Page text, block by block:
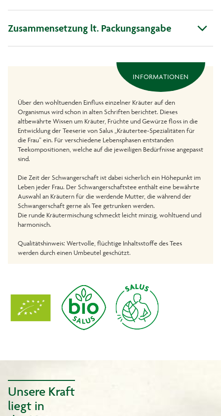
Zusammensetzung lt. Packungsangabe
INFORMATIONEN
Über den wohltuenden Einfluss einzelner Kräuter auf den
Organismus wird schon in alten Schriften berichtet. Dieses
altbewährte Wissen um Kräuter, Früchte und Gewürze floss in die
Entwicklung der Teeserie von Salus „Kräutertee-Spezialitäten für
die Frau“ ein. Für verschiedene Lebensphasen entstanden
Teekompositionen, welche auf die jeweiligen Bedürfnisse angepasst
sind.
Die Zeit der Schwangerschaft ist dabei sicherlich ein Höhepunkt im
Leben jeder Frau. Der Schwangerschaftstee enthält eine bewährte
Auswahl an Kräutern für die werdende Mutter, die während der
Schwangerschaft gerne als Tee getrunken werden.
Die runde Kräutermischung schmeckt leicht minzig, wohltuend und
harmonisch.
Qualitätshinweis: Wertvolle, flüchtige Inhaltsstoffe des Tees
werden durch einen Umbeutel geschützt.
Unsere Kraft
liegt in